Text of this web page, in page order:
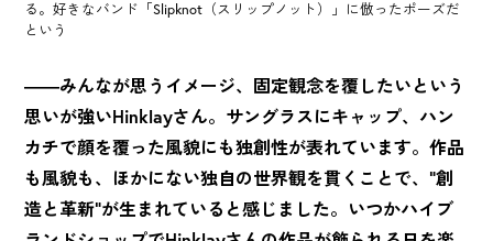
る。好きなバンド「Slipknot（スリップノット）」に倣ったポーズだ
という
――みんなが思うイメージ、固定観念を覆したいという
思いが強いHinklayさん。サングラスにキャップ、ハン
カチで顔を覆った風貌にも独創性が表れています。作品
も風貌も、ほかにない独自の世界観を貫くことで、"創
造と革新"が生まれていると感じました。いつかハイブ